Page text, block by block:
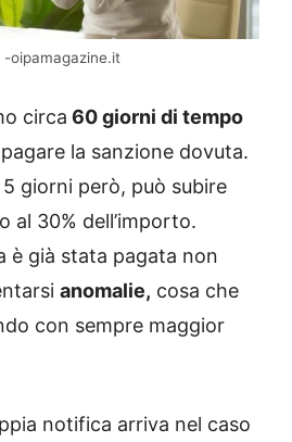
oipamagazine.it
circa 60 giorni di tempo
la sanzione dovuta.
giorni però, può subire
al 30% dell’importo.
è già stata pagata non
anomalie, cosa che
con sempre maggior
notifica arriva nel caso